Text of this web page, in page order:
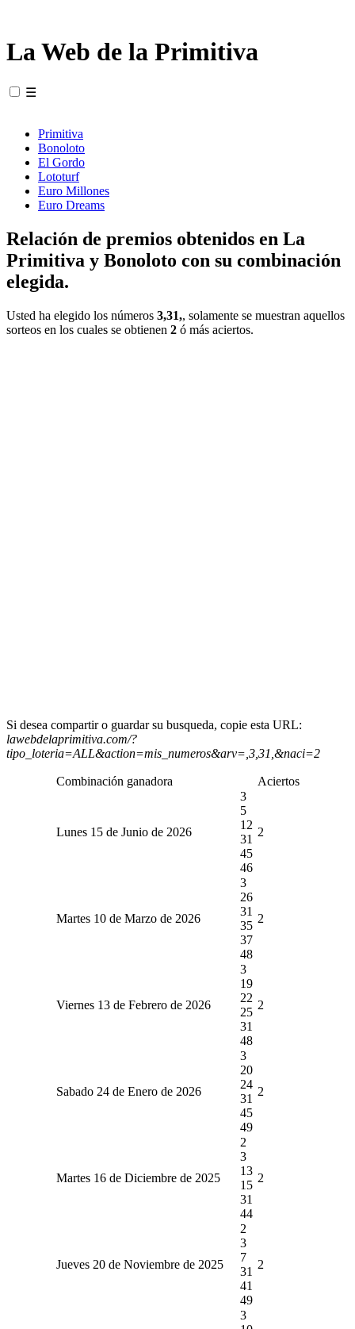
La Web de la Primitiva
☰
Primitiva
Bonoloto
El Gordo
Lototurf
Euro Millones
Euro Dreams
Relación de premios obtenidos en La
Primitiva y Bonoloto con su combinación
elegida.
Usted ha elegido los números 3,31,, solamente se muestran aquellos
sorteos en los cuales se obtienen 2 ó más aciertos.
Si desea compartir o guardar su busqueda, copie esta URL:
lawebdelaprimitiva.com/?
tipo_loteria=ALL&action=mis_numeros&arv=,3,31,&naci=2
Combinación ganadora Aciertos
Lunes 15 de Junio de 2026
3
5
12
31
45
46
2
Martes 10 de Marzo de 2026
3
26
31
35
37
48
2
Viernes 13 de Febrero de 2026
3
19
22
25
31
48
2
Sabado 24 de Enero de 2026
3
20
24
31
45
49
2
Martes 16 de Diciembre de 2025
2
3
13
15
31
44
2
Jueves 20 de Noviembre de 2025
2
3
7
31
41
49
2
3